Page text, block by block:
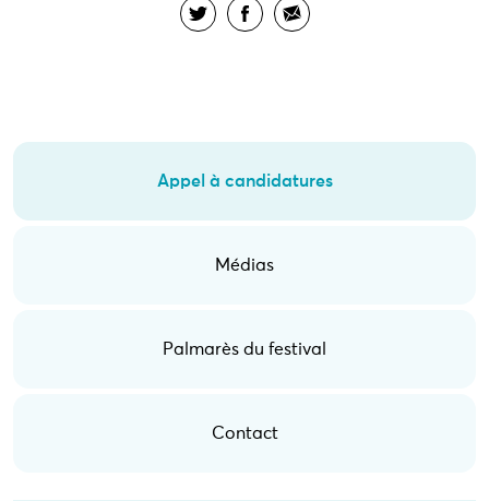
Appel à candidatures
Médias
Palmarès du festival
Contact